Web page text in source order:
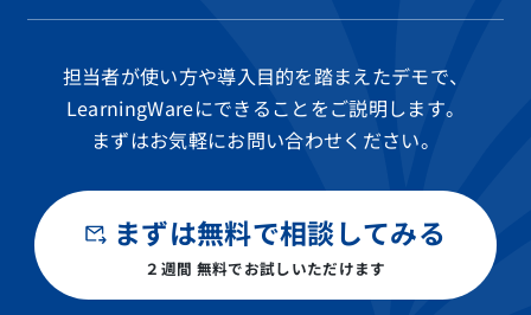
担当者が使い方や導入目的を踏まえたデモで、
LearningWareにできることをご説明します。
まずはお気軽にお問い合わせください。
まずは無料で相談してみる
２週間 無料でお試しいただけます